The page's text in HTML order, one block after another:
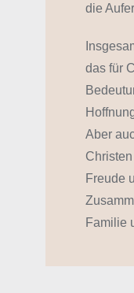
die
das für
Aber
Freude
Familie